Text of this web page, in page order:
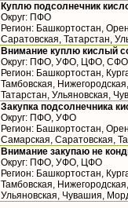
Куплю подсолнечник
Округ: ПФО
Регион: Башкортостан,
Саратовская, Татарстан,
Внимание куплю кислый
Округ: ПФО, УФО, ЦФО, СФО
Регион: Башкортостан,
Тамбовская,
Татарстан, Ульяновская,
Закупка подсолнечника
Округ: ПФО, УФО
Регион: Башкортостан,
Самарская, Саратовская,
Внимание закупаю не
Округ: ПФО, УФО, ЦФО
Регион: Башкортостан,
Тамбовская,
Ульяновская, Чувашия,